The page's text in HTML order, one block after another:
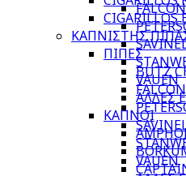
FALCON
VAUEN
ΑΛΛΕΣ
ΚΑΠΝΟΙ
ΚΑΠΝΙΣΤΗΣ
ΠΙΠΕΣ
BUTZ
FALCON
VAUEN